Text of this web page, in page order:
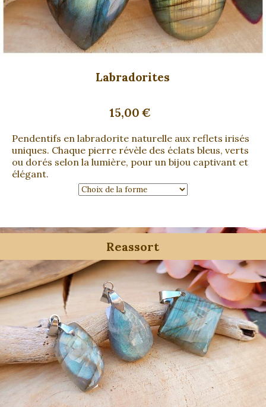
Labradorites
15,00 €
Pendentifs en labradorite naturelle aux reflets irisés
uniques. Chaque pierre révèle des éclats bleus, verts
ou dorés selon la lumière, pour un bijou captivant et
élégant.
Reassort